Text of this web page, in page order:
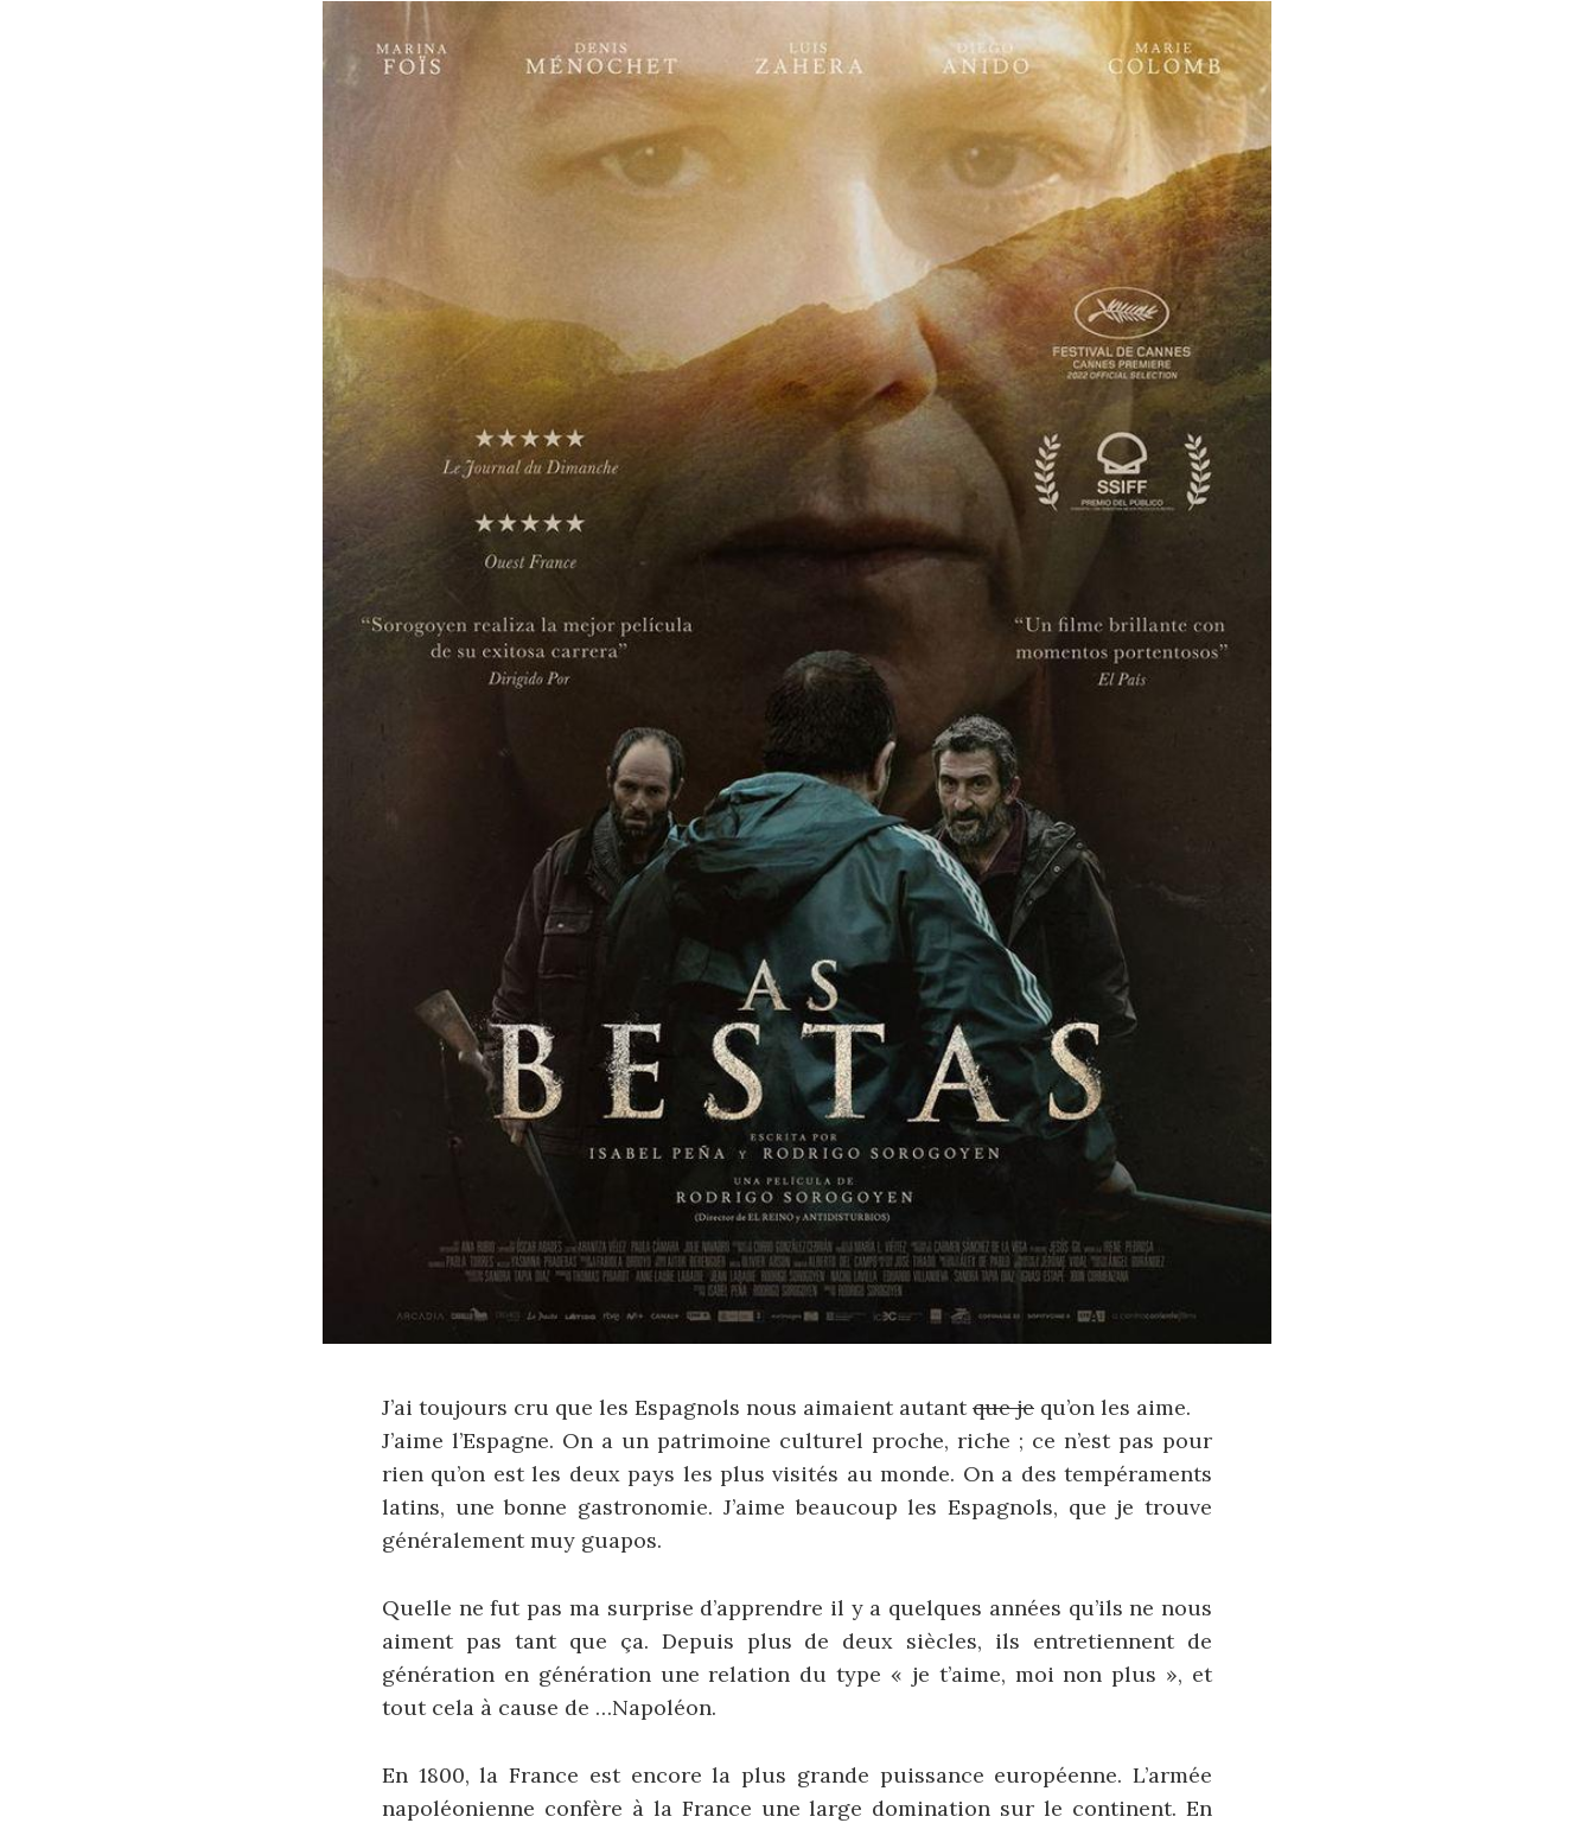
J’ai toujours cru que les Espagnols nous aimaient autantque je qu’on les aime.
J’aime l’Espagne. On a un patrimoine culturel proche, riche ; ce n’est pas pour
rien qu’on est les deux pays les plus visités au monde. On a des tempéraments
latins, une bonne gastronomie. J’aime beaucoup les Espagnols, que je trouve
généralement muy guapos.
Quelle ne fut pas ma surprise d’apprendre il y a quelques années qu’ils ne nous
aiment pas tant que ça. Depuis plus de deux siècles, ils entretiennent de
génération en génération une relation du type « je t’aime, moi non plus », et
tout cela à cause de …Napoléon.
En 1800, la France est encore la plus grande puissance européenne. L’armée
napoléonienne confère à la France une large domination sur le continent. En